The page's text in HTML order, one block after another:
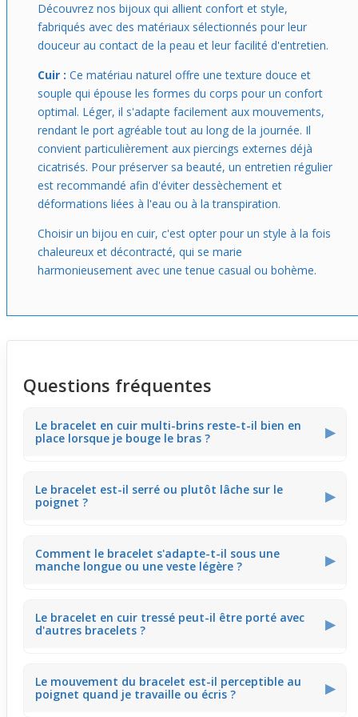
mais classe. Si tu aimes les bijoux qui ne chargent pas ta
tenue mais apportent une vraie présence, celui-ci te
conviendra parfaitement, à porter seul ou en duo avec
d'autres bracelets pour personnaliser ton style
naturellement.
Découvrez nos bijoux qui allient confort et style,
fabriqués avec des matériaux sélectionnés pour leur
douceur au contact de la peau et leur facilité d'entretien.
Cuir : Ce matériau naturel offre une texture douce et
souple qui épouse les formes du corps pour un confort
optimal. Léger, il s'adapte facilement aux mouvements,
rendant le port agréable tout au long de la journée. Il
convient particulièrement aux piercings externes déjà
cicatrisés. Pour préserver sa beauté, un entretien régulier
est recommandé afin d'éviter dessèchement et
déformations liées à l'eau ou à la transpiration.
Choisir un bijou en cuir, c'est opter pour un style à la fois
chaleureux et décontracté, qui se marie
harmonieusement avec une tenue casual ou bohème.
Questions fréquentes
Le bracelet en cuir multi-brins reste-t-il bien en
place lorsque je bouge le bras ?
▶
une légère tenue qui bouge doucement sans glisser.
Parfait pour accompagner les mouvements, il garde son
Le bracelet est-il serré ou plutôt lâche sur le
poignet ?
▶
poignet sans serrer excessivement. Cette sensation
légère permet un port quotidien agréable sans gêner,
Comment le bracelet s'adapte-t-il sous une
manche longue ou une veste légère ?
▶
manches sans créer d'inconfort ni de bourrelets visibles.
Idéal pour porter discrètement ce bijou au bureau ou
Le bracelet en cuir tressé peut-il être porté avec
d'autres bracelets ?
▶
d'autres bijoux fins. Il ajoute une texture douce qui se
marie aussi bien avec des bracelets en métal fin ou en
Le mouvement du bracelet est-il perceptible au
poignet quand je travaille ou écris ?
▶